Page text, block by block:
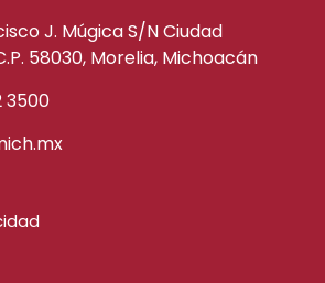
J. Múgica S/N Ciudad
58030, Morelia, Michoacán
3500